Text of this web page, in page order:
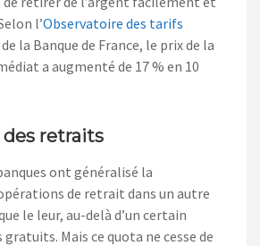
l’Observatoire des tarifs
la Banque de France, le prix de la
a augmenté de 17 % en 10
retraits
ont généralisé la
de retrait dans un autre
le leur, au-delà d’un certain
Mais ce quota ne cesse de